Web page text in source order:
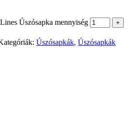
Úszósapka mennyiség
Úszósapkák, Úszósapkák